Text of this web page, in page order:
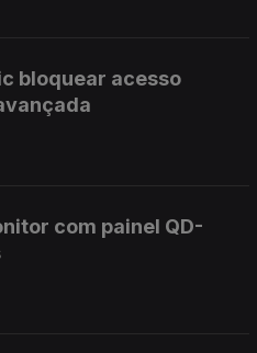
bloquear acesso
com painel QD-